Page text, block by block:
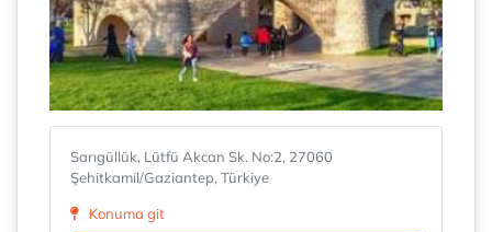
Sarıgüllük, Lütfü Akcan Sk. No:2, 27060
Şehitkamil/Gaziantep, Türkiye
Konuma git